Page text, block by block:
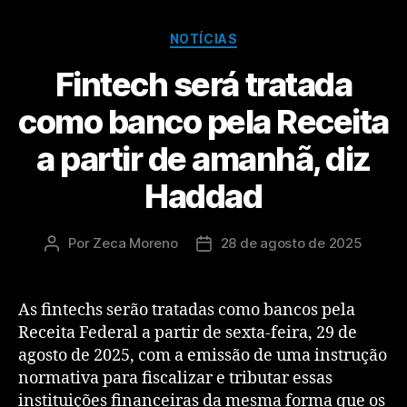
NOTÍCIAS
Fintech será tratada
como banco pela Receita
a partir de amanhã, diz
Haddad
Por Zeca Moreno 28 de agosto de 2025
As fintechs serão tratadas como bancos pela
Receita Federal a partir de sexta-feira, 29 de
agosto de 2025, com a emissão de uma instrução
normativa para fiscalizar e tributar essas
instituições financeiras da mesma forma que os